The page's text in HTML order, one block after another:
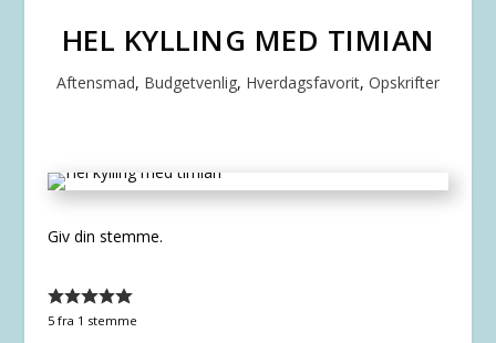
HEL KYLLING MED TIMIAN
Aftensmad, Budgetvenlig, Hverdagsfavorit, Opskrifter
Giv din stemme.
5fra 1 stemme